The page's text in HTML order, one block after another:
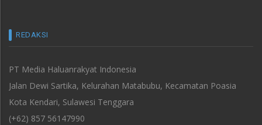
REDAKSI
PT Media Haluanrakyat Indonesia
Jalan Dewi Sartika, Kelurahan Matabubu, Kecamatan Poasia
Kota Kendari, Sulawesi Tenggara
(+62) 857 56147990